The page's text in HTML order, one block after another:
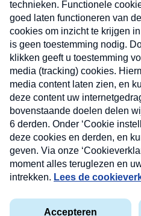
Privacyverklaring
Nieuwsbrief
Neem hier een gratis
nieuwsbrief. Elke vrijdag-